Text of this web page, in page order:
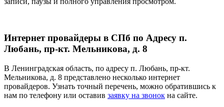
Интернет провайдеры в СПб по Адресу п.
Любань, пр-кт. Мельникова, д. 8
В Ленинградская область, по адресу п. Любань, пр-кт.
Мельникова, д. 8 представлено несколько интернет
провайдеров. Узнать точный перечень, можно обратившись к
нам по телефону или оставив заявку на звонок на сайте.